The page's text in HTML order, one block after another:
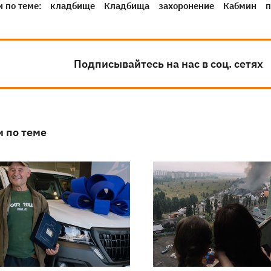
по теме: кладбище Кладбища захоронение Кабмин
Подписывайтесь на нас в соц. сетях
по теме